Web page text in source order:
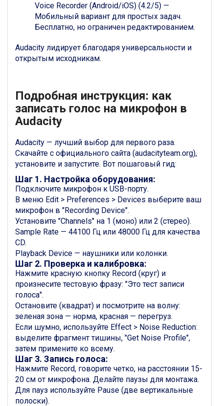
Voice Recorder (Android/iOS) (4.2/5) —
Мобильный вариант для простых задач.
Бесплатно, но ограничен редактированием.
Audacity лидирует благодаря универсальности и
открытым исходникам.
Подробная инструкция: как
записать голос на микрофон в
Audacity
Audacity — лучший выбор для первого раза.
Скачайте с официального сайта (audacityteam.org),
установите и запустите. Вот пошаговый гид:
Шаг 1. Настройка оборудования:
Подключите микрофон к USB-порту.
В меню Edit > Preferences > Devices выберите ваш
микрофон в "Recording Device".
Установите "Channels" на 1 (моно) или 2 (стерео).
Sample Rate — 44100 Гц или 48000 Гц для качества
CD.
Playback Device — наушники или колонки.
Шаг 2. Проверка и калибровка:
Нажмите красную кнопку Record (круг) и
произнесите тестовую фразу: "Это тест записи
голоса".
Остановите (квадрат) и посмотрите на волну:
зеленая зона — норма, красная — перегруз.
Если шумно, используйте Effect > Noise Reduction:
выделите фрагмент тишины, "Get Noise Profile",
затем примените ко всему.
Шаг 3. Запись голоса:
Нажмите Record, говорите четко, на расстоянии 15-
20 см от микрофона. Делайте паузы для монтажа.
Для пауз используйте Pause (две вертикальные
полоски).